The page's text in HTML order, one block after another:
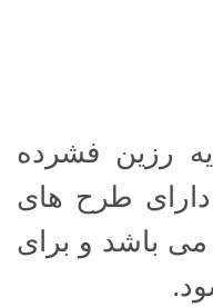
رزین فشرده
طرح های
باشد و برای